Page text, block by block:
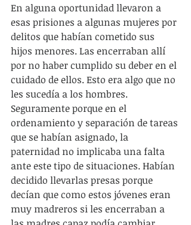
En alguna oportunidad llevaron a
esas prisiones a algunas mujeres por
delitos que habían cometido sus
hijos menores. Las encerraban allí
por no haber cumplido su deber en el
cuidado de ellos. Esto era algo que no
les sucedía a los hombres.
Seguramente porque en el
ordenamiento y separación de tareas
que se habían asignado, la
paternidad no implicaba una falta
ante este tipo de situaciones. Habían
decidido llevarlas presas porque
decían que como estos jóvenes eran
muy madreros si les encerraban a